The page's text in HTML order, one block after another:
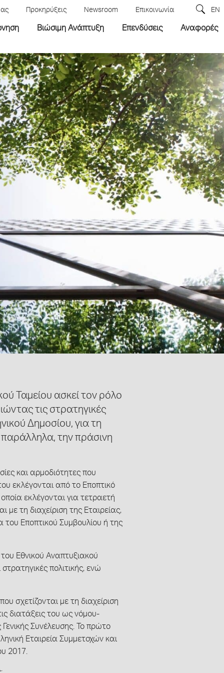
Προκηρύξεις Newsroom Επικοινωνία EN
Βιώσιμη Ανάπτυξη Επενδύσεις Αναφορές
Ταμείου ασκεί τον ρόλο
τις στρατηγικές
Δημοσίου, για τη
παράλληλα, την πράσινη
και αρμοδιότητες που
εκλέγονται από το Εποπτικό
εκλέγονται για τετραετή
με τη διαχείριση της Εταιρείας,
Εποπτικού Συμβουλίου ή της
Εθνικού Αναπτυξιακού
πολιτικής, ενώ
σχετίζονται με τη διαχείριση
διατάξεις του ως νόμου-
Συνέλευσης. Το πρώτο
Εταιρεία Συμμετοχών και
2017.